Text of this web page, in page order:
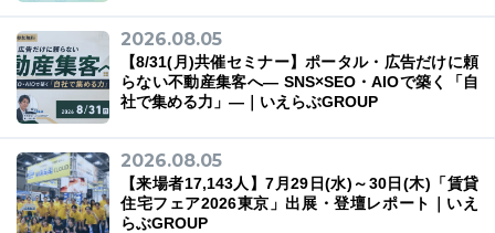
2026.08.05
【8/31(月)共催セミナー】ポータル・広告だけに頼
らない不動産集客へ― SNS×SEO・AIOで築く「自
社で集める力」―｜いえらぶGROUP
2026.08.05
【来場者17,143人】7月29日(水)～30日(木)「賃貸
住宅フェア2026東京」出展・登壇レポート｜いえ
らぶGROUP